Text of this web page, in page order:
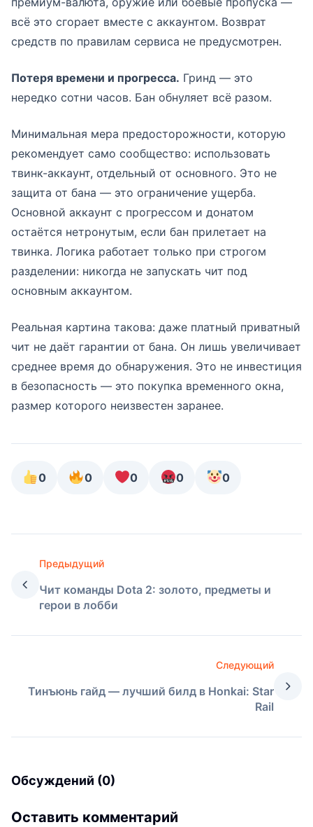
всё это сгорает вместе с аккаунтом. Возврат
средств по правилам сервиса не предусмотрен.
Потеря времени и прогресса. Гринд — это
нередко сотни часов. Бан обнуляет всё разом.
Минимальная мера предосторожности, которую
рекомендует само сообщество: использовать
твинк-аккаунт, отдельный от основного. Это не
защита от бана — это ограничение ущерба.
Основной аккаунт с прогрессом и донатом
остаётся нетронутым, если бан прилетает на
твинка. Логика работает только при строгом
разделении: никогда не запускать чит под
основным аккаунтом.
Реальная картина такова: даже платный приватный
чит не даёт гарантии от бана. Он лишь увеличивает
среднее время до обнаружения. Это не инвестиция
в безопасность — это покупка временного окна,
размер которого неизвестен заранее.
0 0 0 0 0
Предыдущий
Чит команды Dota 2: золото, предметы и
герои в лобби
Следующий
Тинъюнь гайд — лучший билд в Honkai: Star
Rail
Обсуждений (0)
Оставить комментарий